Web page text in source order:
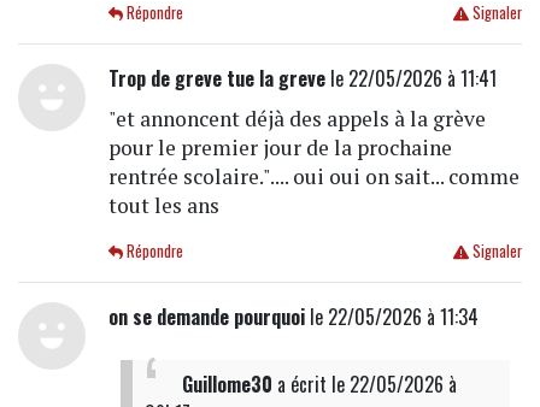
Signaler
Répondre
Trop de greve tue la grevele 22/05/2026 à 11:41
"et annoncent déjà des appels à la grève
pour le premier jour de la prochaine
rentrée scolaire.".... oui oui on sait... comme
tout les ans
Signaler
Répondre
on se demande pourquoile 22/05/2026 à 11:34
Guillome30 a écrit le 22/05/2026 à